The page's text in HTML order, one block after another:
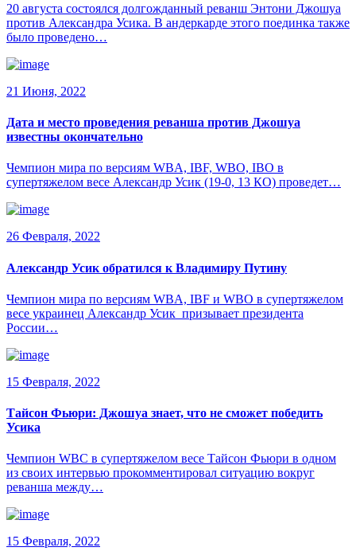
20 августа состоялся долгожданный реванш Энтони Джошуа
против Александра Усика. В андеркарде этого поединка также
было проведено…
21 Июня, 2022
Дата и место проведения реванша против Джошуа
известны окончательно
Чемпион мира по версиям WBA, IBF, WBO, IBO в
супертяжелом весе Александр Усик (19-0, 13 КО) проведет…
26 Февраля, 2022
Александр Усик обратился к Владимиру Путину
Чемпион мира по версиям WBA, IBF и WBO в супертяжелом
весе украинец Александр Усик призывает президента
России…
15 Февраля, 2022
Тайсон Фьюри: Джошуа знает, что не сможет победить
Усика
Чемпион WBC в супертяжелом весе Тайсон Фьюри в одном
из своих интервью прокомментировал ситуацию вокруг
реванша между…
15 Февраля, 2022